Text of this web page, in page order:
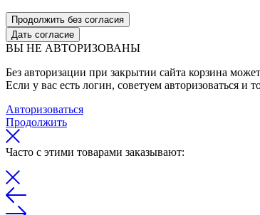
Продолжить без согласия
Дать согласие
ВЫ НЕ АВТОРИЗОВАНЫ
Без авторизации при закрытии сайта корзина
Если у вас есть логин, советуем авторизоваться и
Авторизоваться
Продолжить
Часто с этими товарами заказывают: